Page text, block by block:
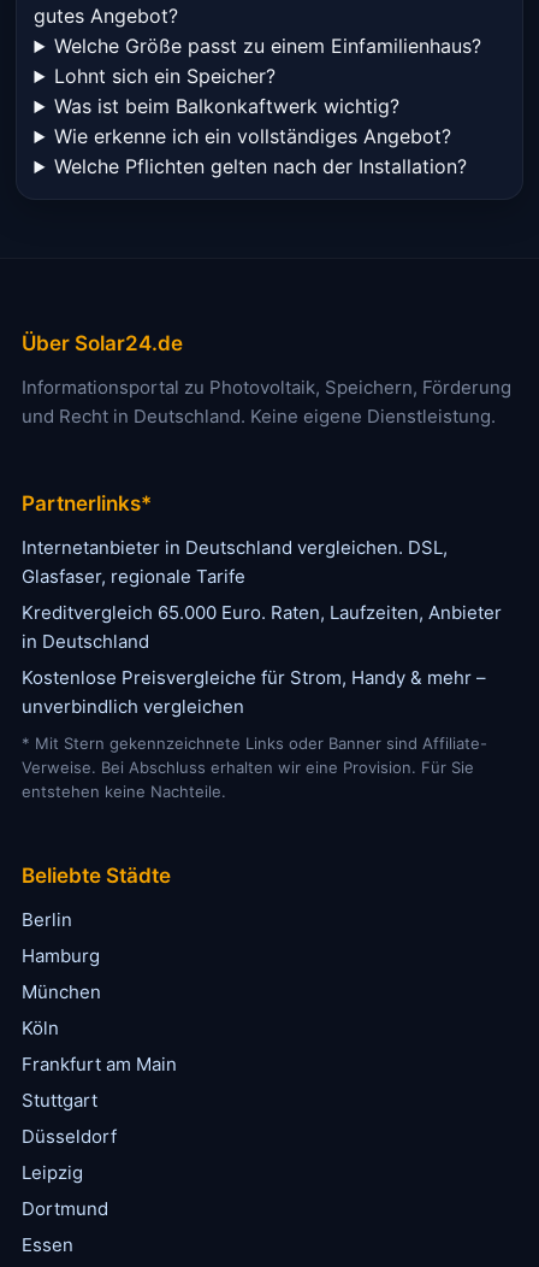
gutes Angebot?
Welche Größe passt zu einem Einfamilienhaus?
Lohnt sich ein Speicher?
Was ist beim Balkonkaftwerk wichtig?
Wie erkenne ich ein vollständiges Angebot?
Welche Pflichten gelten nach der Installation?
Über Solar24.de
Informationsportal zu Photovoltaik, Speichern, Förderung
und Recht in Deutschland. Keine eigene Dienstleistung.
Partnerlinks*
Internetanbieter in Deutschland vergleichen. DSL,
Glasfaser, regionale Tarife
Kreditvergleich 65.000 Euro. Raten, Laufzeiten, Anbieter
in Deutschland
Kostenlose Preisvergleiche für Strom, Handy & mehr –
unverbindlich vergleichen
* Mit Stern gekennzeichnete Links oder Banner sind Affiliate-
Verweise. Bei Abschluss erhalten wir eine Provision. Für Sie
entstehen keine Nachteile.
Beliebte Städte
Berlin
Hamburg
München
Köln
Frankfurt am Main
Stuttgart
Düsseldorf
Leipzig
Dortmund
Essen